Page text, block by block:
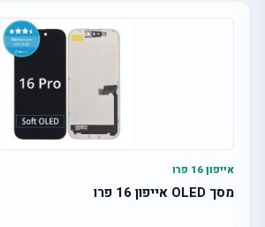
אייפון 16 פרו
מסך OLED אייפון 16 פרו